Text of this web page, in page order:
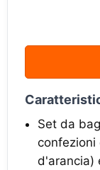
Set da
confezioni
d'arancia)